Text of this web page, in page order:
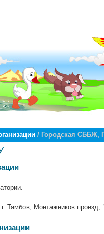
/ Городская СББЖ,
Тамбов, Монтажников проезд,